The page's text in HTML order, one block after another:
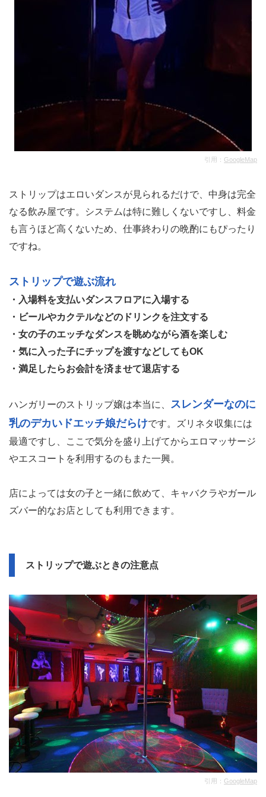
引用： GoogleMap
ストリップはエロいダンスが見られるだけで、中身は完全
なる飲み屋です。システムは特に難しくないですし、料金
も言うほど高くないため、仕事終わりの晩酌にもぴったり
ですね。
ストリップで遊ぶ流れ
・入場料を支払いダンスフロアに入場する
・ビールやカクテルなどのドリンクを注文する
・女の子のエッチなダンスを眺めながら酒を楽しむ
・気に入った子にチップを渡すなどしてもOK
・満足したらお会計を済ませて退店する
ハンガリーのストリップ嬢は本当に、
スレンダーなのに
乳のデカいドエッチ娘だらけです。ズリネタ収集には
最適ですし、ここで気分を盛り上げてからエロマッサージ
やエスコートを利用するのもまた一興。
店によっては女の子と一緒に飲めて、キャバクラやガール
ズバー的なお店としても利用できます。
ストリップで遊ぶときの注意点
引用： GoogleMap